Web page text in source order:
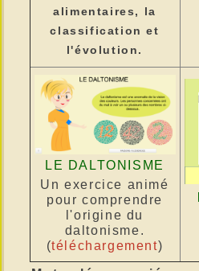
alimentaires, la
classification et
l'évolution.
LE DALTONISME
Un exercice animé
pour comprendre
l'origine du
daltonisme.
(téléchargement)